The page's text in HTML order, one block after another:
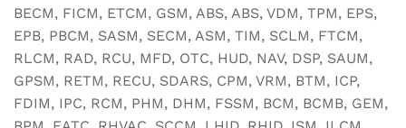
BECM, FICM, ETCM, GSM, ABS, ABS, VDM, TPM, EPS,
EPB, PBCM, SASM, SECM, ASM, TIM, SCLM, FTCM,
RLCM, RAD, RCU, MFD, OTC, HUD, NAV, DSP, SAUM,
GPSM, RETM, RECU, SDARS, CPM, VRM, BTM, ICP,
FDIM, IPC, RCM, PHM, DHM, FSSM, BCM, BCMB, GEM,